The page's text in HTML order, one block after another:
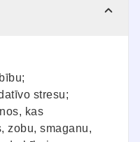
stresu;
kas
zobu, smaganu,